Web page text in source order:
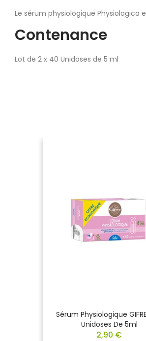
Le sérum physiologique
Contenance
Lot de 2 x 40 Unidoses de 5 ml
Sérum Physiologique
Unidoses De 5ml
2,90 €